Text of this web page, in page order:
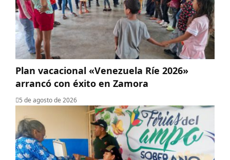
Plan vacacional «Venezuela Ríe 2026»
arrancó con éxito en Zamora
5 de agosto de 2026